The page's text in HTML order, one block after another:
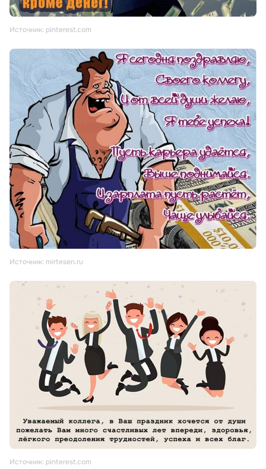
Источник: pinterest.com
Источник: mirtesen.ru
Источник: pinterest.com